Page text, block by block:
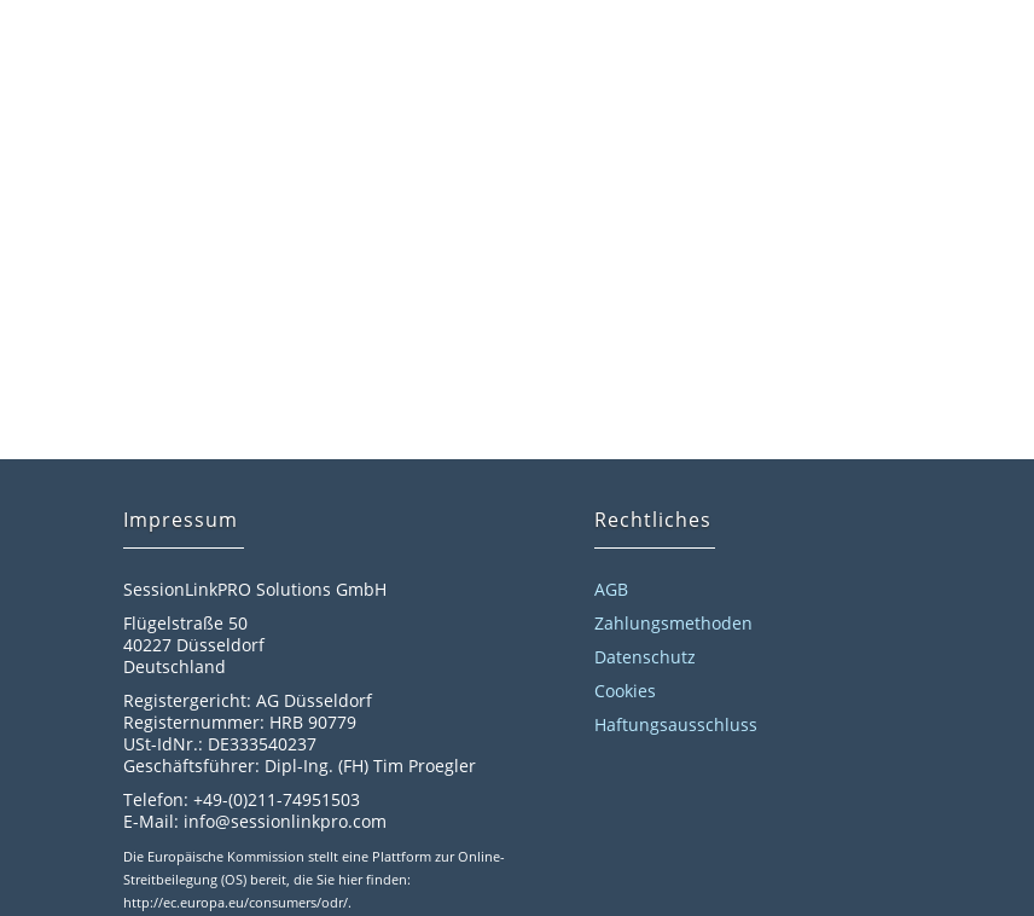
Impressum
SessionLinkPRO Solutions GmbH
Flügelstraße 50
40227 Düsseldorf
Deutschland
Registergericht: AG Düsseldorf
Registernummer: HRB 90779
USt-IdNr.: DE333540237
Geschäftsführer: Dipl-Ing. (FH) Tim Proegler
Telefon: +49-(0)211-74951503
E-Mail: info@sessionlinkpro.com
Die Europäische Kommission stellt eine Plattform zur Online-
Streitbeilegung (OS) bereit, die Sie hier finden:
http://ec.europa.eu/consumers/odr/.
Rechtliches
AGB
Zahlungsmethoden
Datenschutz
Cookies
Haftungsausschluss